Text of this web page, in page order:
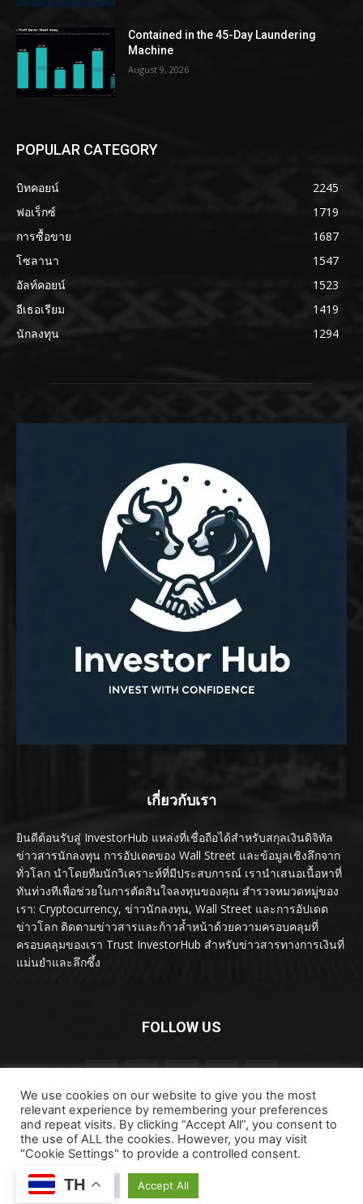
Contained in the 45-Day Laundering
Machine
August 9, 2026
POPULAR CATEGORY
บิทคอยน์
2245
ฟอเร็กซ์
1719
การซื้อขาย
1687
โซลานา
1547
อัลท์คอยน์
1523
อีเธอเรียม
1419
นักลงทุน
1294
เกี่ยวกับเรา
ยินดีต้อนรับสู่ InvestorHub แหล่งที่เชื่อถือได้สำหรับสกุลเงินดิจิทัล
ข่าวสารนักลงทุน การอัปเดตของ Wall Street และข้อมูลเชิงลึกจาก
ทั่วโลก นำโดยทีมนักวิเคราะห์ที่มีประสบการณ์ เรานำเสนอเนื้อหาที่
ทันท่วงทีเพื่อช่วยในการตัดสินใจลงทุนของคุณ สำรวจหมวดหมู่ของ
เรา: Cryptocurrency, ข่าวนักลงทุน, Wall Street และการอัปเดต
ข่าวโลก ติดตามข่าวสารและก้าวล้ำหน้าด้วยความครอบคลุมที่
ครอบคลุมของเรา Trust InvestorHub สำหรับข่าวสารทางการเงินที่
แม่นยำและลึกซึ้ง
FOLLOW US
ลิขสิทธิ์ © ลิขสิทธิ์ 2024 investorhub.click สงวนลิขสิทธิ์
ข้อตกลงและเงื่อนไข ข้อสงวนสิทธิ์
We use cookies on our website to give you the most
relevant experience by remembering your preferences
and repeat visits. By clicking “Accept All”, you consent to
the use of ALL the cookies. However, you may visit
"Cookie Settings" to provide a controlled consent.
Cookie Settings Accept All
TH